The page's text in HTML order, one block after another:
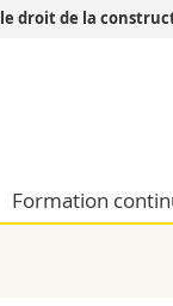
Lettres et
Sciences de
droit de la
Formation